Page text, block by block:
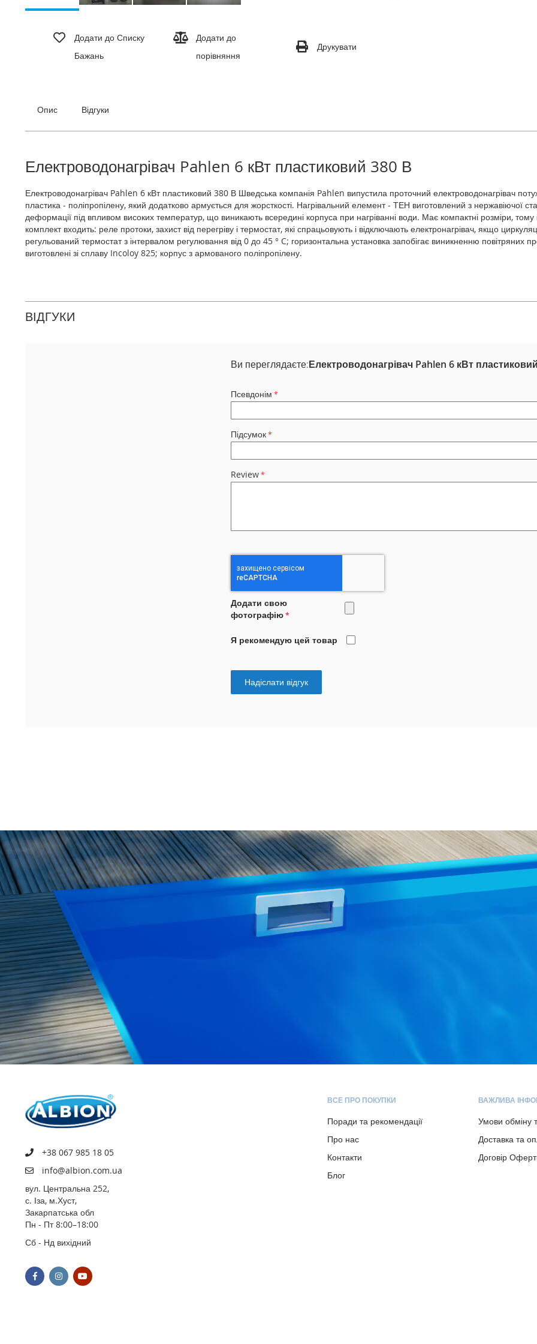
Додати до Списку
Бажань
Додати до
порівняння
Друкувати
Опис Відгуки
Електроводонагрівач Pahlen 6 кВт пластиковий 380 В
Електроводонагрівач Pahlen 6 кВт пластиковий 380 В Шведська компанія Pahlen випустила проточний електроводонагрівач
пластика - поліпропілену, який додатково армується для жорсткості. Нагрівальний елемент - ТЕН виготовлений з нержавіючої
деформації під впливом високих температур, що виникають всередині корпуса при нагріванні води. Має компактні розміри,
комплект входить: реле протоки, захист від перегріву і термостат, які спрацьовують і відключають електронагрівач, якщо
регульований термостат з інтервалом регулювання від 0 до 45 ° C; горизонтальна установка запобігає виникненню повітряних
виготовлені зі сплаву Incoloy 825; корпус з армованого поліпропілену.
ВІДГУКИ
Ви переглядаєте:Електроводонагрівач Pahlen 6 кВт
Псевдонім
Підсумок
Review
Додати свою
фотографію
Я рекомендую цей товар
Надіслати відгук
+38 067 985 18 05
info@albion.com.ua
вул. Центральна 252,
с. Іза, м.Хуст,
Закарпатська обл
Пн - Пт 8:00–18:00
Сб - Нд вихідний
ВСЕ ПРО ПОКУПКИ
Поради та рекомендації
Про нас
Контакти
Блог
ВАЖЛИВА
Умови обміну
Доставка та
Договір